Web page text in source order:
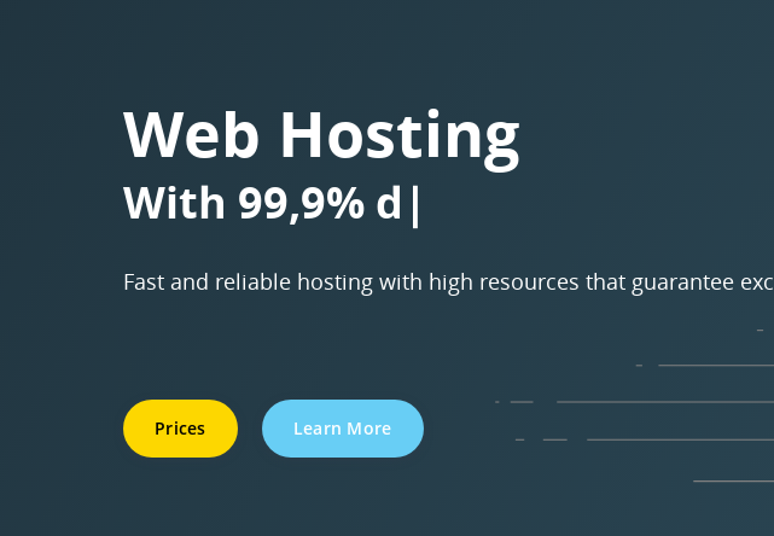
Web Hosting
With Besplatnim SSL C
Fast and reliable hosting with high resources that guarantee
Prices Learn More